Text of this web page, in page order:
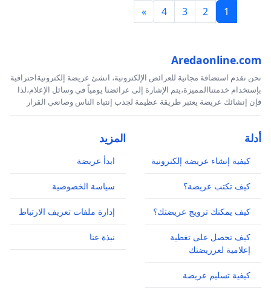
1
2
3
4
»
Aredaonline.com
نحن نقدم استضافة مجانية للعرائض الإلكترونية، انشئ عريضة إلكترونيةاحترافية
بإستخدام خدمتناالمميزة،يتم الإشارة إلى عرائضنا يومياً في وسائل الإعلام،لذا
فإن إنشائك عريضة يعتبر طريقة عظيمة لجذب إنتباه الناس وصانعي القرار
أدلة
كيفية إنشاء عريضة إلكترونية
كيف تكتب عريضة؟
كيف يمكنك ترويج عريضتك؟
كيف تحصل على تغطية
إعلامية لعرريضتك
كيفية تسليم عريضة
المزيد
ابدأ عريضة
سياسة الخصوصية
إدارة ملفات تعريف الارتباط
نبذة عنا